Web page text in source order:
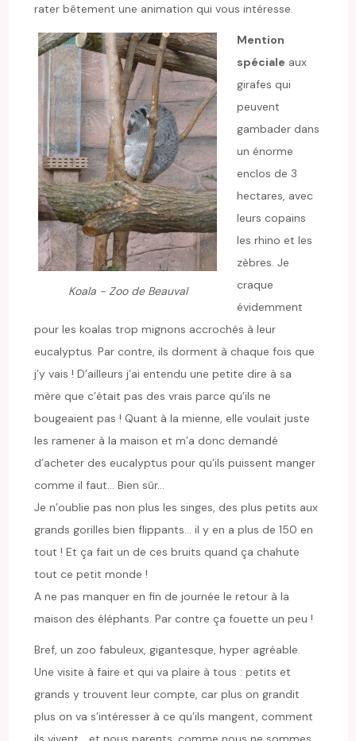
rater bêtement une animation qui vous intéresse.
Koala - Zoo de Beauval
Mention
spéciale aux
girafes qui
peuvent
gambader dans
un énorme
enclos de 3
hectares, avec
leurs copains
les rhino et les
zèbres. Je
craque
évidemment
pour les koalas trop mignons accrochés à leur
eucalyptus. Par contre, ils dorment à chaque fois que
j’y vais ! D’ailleurs j’ai entendu une petite dire à sa
mère que c’était pas des vrais parce qu’ils ne
bougeaient pas ! Quant à la mienne, elle voulait juste
les ramener à la maison et m’a donc demandé
d’acheter des eucalyptus pour qu’ils puissent manger
comme il faut… Bien sûr…
Je n’oublie pas non plus les singes, des plus petits aux
grands gorilles bien flippants… il y en a plus de 150 en
tout ! Et ça fait un de ces bruits quand ça chahute
tout ce petit monde !
A ne pas manquer en fin de journée le retour à la
maison des éléphants. Par contre ça fouette un peu !
Bref, un zoo fabuleux, gigantesque, hyper agréable.
Une visite à faire et qui va plaire à tous : petits et
grands y trouvent leur compte, car plus on grandit
plus on va s’intéresser à ce qu’ils mangent, comment